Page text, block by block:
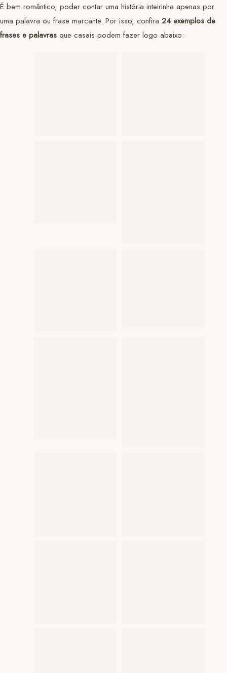
É bem romântico, poder contar uma história inteirinha apenas por
uma palavra ou frase marcante. Por isso, confira 24 exemplos de
frases e palavras que casais podem fazer logo abaixo: